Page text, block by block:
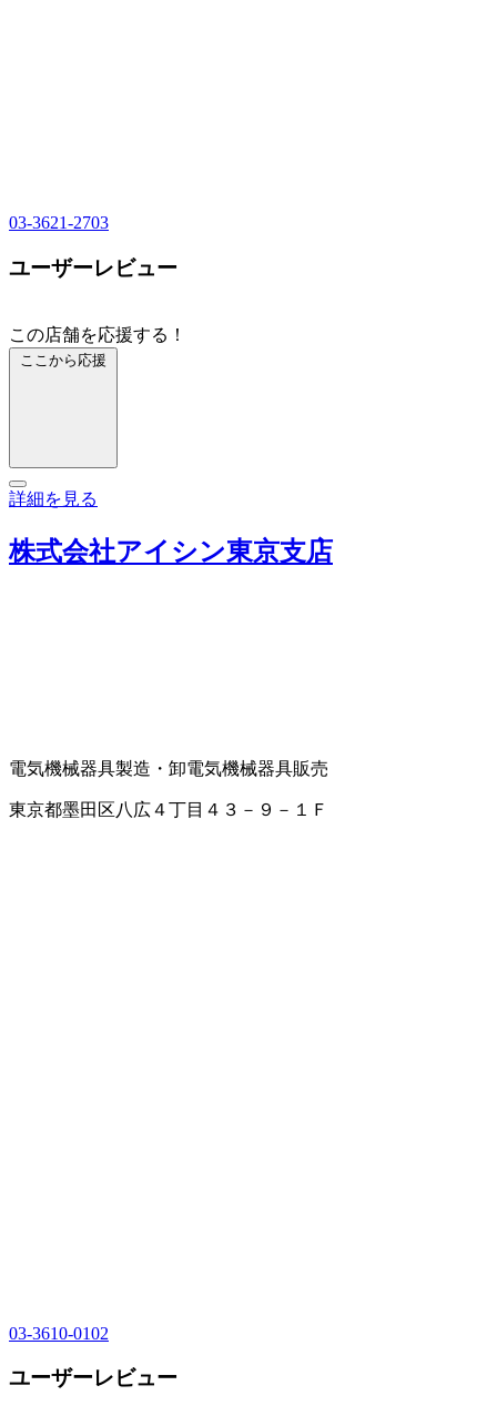
03-3621-2703
ユーザーレビュー
この店舗を応援する！
ここから応援
詳細を見る
株式会社アイシン東京支店
電気機械器具製造・卸電気機械器具販売
東京都墨田区八広４丁目４３－９－１Ｆ
03-3610-0102
ユーザーレビュー